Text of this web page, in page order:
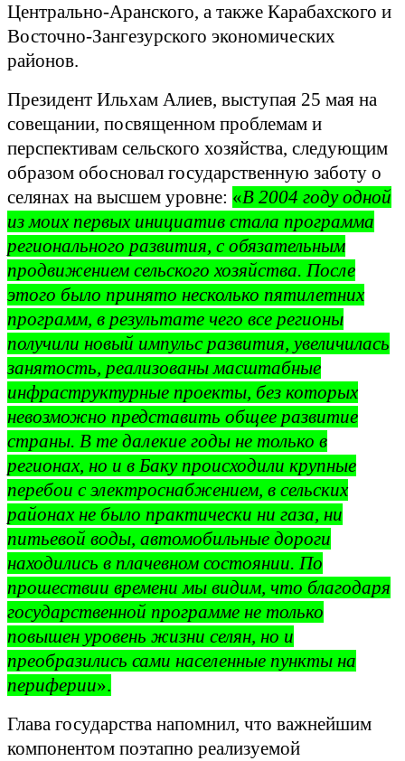
Центрально-Аранского, а также Карабахского и
Восточно-Зангезурского экономических
районов.
Президент Ильхам Алиев, выступая 25 мая на
совещании, посвященном проблемам и
перспективам сельского хозяйства, следующим
образом обосновал государственную заботу о
селянах на высшем уровне: «В 2004 году одной
из моих первых инициатив стала программа
регионального развития, с обязательным
продвижением сельского хозяйства. После
этого было принято несколько пятилетних
программ, в результате чего все регионы
получили новый импульс развития, увеличилась
занятость, реализованы масштабные
инфраструктурные проекты, без которых
невозможно представить общее развитие
страны. В те далекие годы не только в
регионах, но и в Баку происходили крупные
перебои с электроснабжением, в сельских
районах не было практически ни газа, ни
питьевой воды, автомобильные дороги
находились в плачевном состоянии. По
прошествии времени мы видим, что благодаря
государственной программе не только
повышен уровень жизни селян, но и
преобразились сами населенные пункты на
периферии».
Глава государства напомнил, что важнейшим
компонентом поэтапно реализуемой